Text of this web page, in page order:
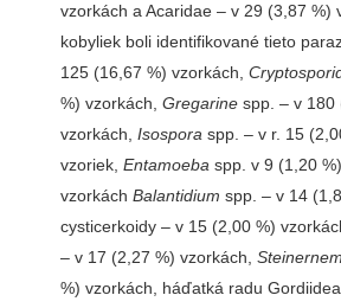
vzorkách a Acaridae – v 29 (3,87 %)
kobyliek boli identifikované tieto
125 (16,67 %) vzorkách,
%) vzorkách, Gregarinespp. – v 180
vzorkách, Isosporaspp. – v r. 15
vzoriek, Entamoebaspp. v 9 (1,20 %)
vzorkách Balantidium spp. – v 14
cysticerkoidy – v 15 (2,00 %)
– v 17 (2,27 %) vzorkách,
%) vzorkách, háďatká radu